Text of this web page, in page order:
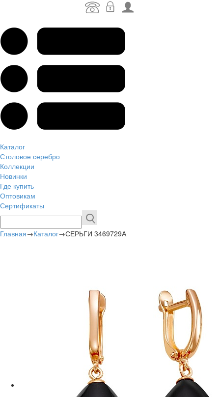
Каталог
Столовое серебро
Коллекции
Новинки
Где купить
Оптовикам
Сертификаты
Главная→Каталог→СЕРЬГИ 3469729А